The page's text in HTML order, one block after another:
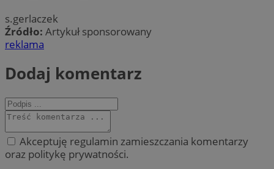
s.gerlaczek
Źródło: Artykuł sponsorowany
reklama
Dodaj komentarz
Akceptuję regulamin zamieszczania komentarzy
oraz politykę prywatności.